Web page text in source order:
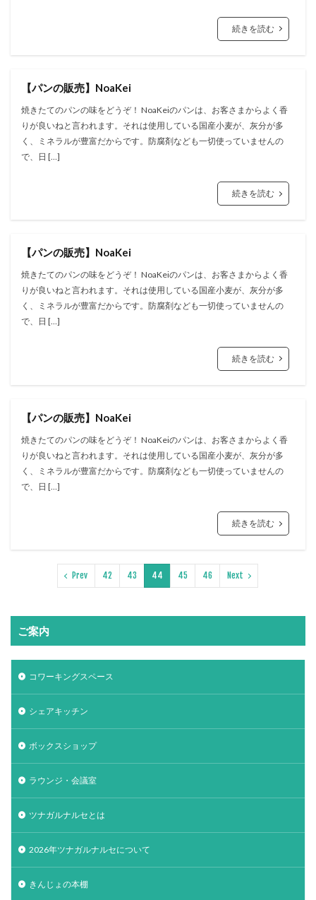
続きを読む
【パンの販売】NoaKei
焼きたてのパンの味をどうぞ！ NoaKeiのパンは、お客さまからよく香
りが良いねと言われます。それは使用している国産小麦が、灰分が多
く、ミネラルが豊富だからです。防腐剤なども一切使っていませんの
で、日 […]
続きを読む
【パンの販売】NoaKei
焼きたてのパンの味をどうぞ！ NoaKeiのパンは、お客さまからよく香
りが良いねと言われます。それは使用している国産小麦が、灰分が多
く、ミネラルが豊富だからです。防腐剤なども一切使っていませんの
で、日 […]
続きを読む
【パンの販売】NoaKei
焼きたてのパンの味をどうぞ！ NoaKeiのパンは、お客さまからよく香
りが良いねと言われます。それは使用している国産小麦が、灰分が多
く、ミネラルが豊富だからです。防腐剤なども一切使っていませんの
で、日 […]
続きを読む
Prev 42 43 44 45 46 Next
ご案内
コワーキングスペース
シェアキッチン
ボックスショップ
ラウンジ・会議室
ツナガルナルセとは
2026年ツナガルナルセについて
きんじょの本棚